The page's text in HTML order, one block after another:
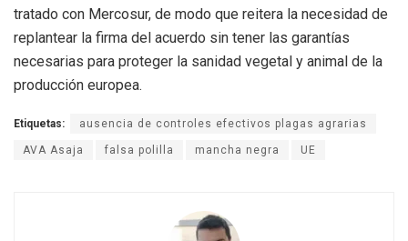
tratado con Mercosur, de modo que reitera la necesidad de
replantear la firma del acuerdo sin tener las garantías
necesarias para proteger la sanidad vegetal y animal de la
producción europea.
Etiquetas: ausencia de controles efectivos plagas agrarias
AVA Asaja falsa polilla mancha negra UE